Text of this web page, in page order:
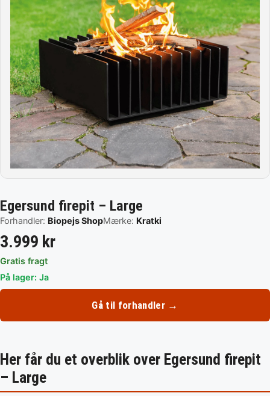
Egersund firepit – Large
Forhandler: Biopejs ShopMærke: Kratki
3.999 kr
Gratis fragt
På lager: Ja
Gå til forhandler →
Her får du et overblik over Egersund firepit
– Large